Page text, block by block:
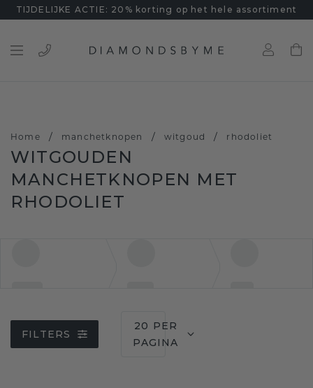
TIJDELIJKE ACTIE: 20% korting op het hele assortiment
Home / manchetknopen / witgoud / rhodoliet
WITGOUDEN
MANCHETKNOPEN MET
RHODOLIET
FILTERS
20 PER
PAGINA